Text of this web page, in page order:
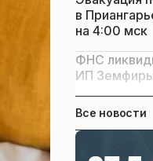
в
на 4:00 мск
ФНС
ИП
Все новости